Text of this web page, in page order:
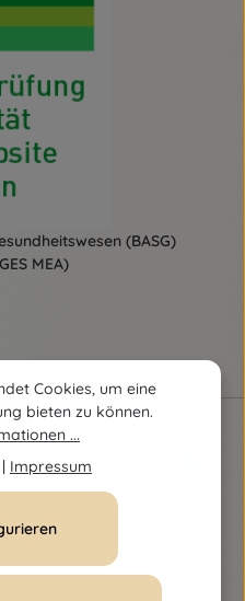
(BASG)
MEA)
Cookies, um eine
bieten zu können.
...
| Impressum